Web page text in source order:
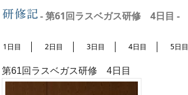
- 第61回ラスベガス研修 4日目 -
1日目 2日目 3日目 4日目 5日目
第61回ラスベガス研修 4日目